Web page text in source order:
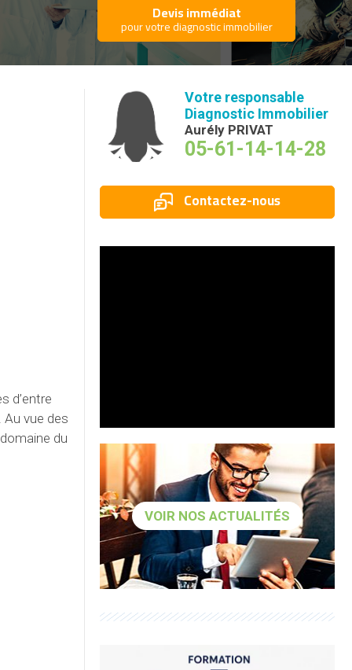
Devis immédiat
pour votre diagnostic immobilier
d’entre
Au vue des
du
Votre responsable
Diagnostic Immobilier
Aurély PRIVAT
05-61-14-14-28
Contactez-nous
VOIR NOS ACTUALITÉS